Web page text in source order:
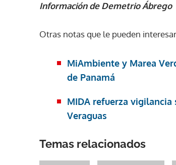
Información de Demetrio Ábrego
Otras notas que le pueden
MiAmbiente y Marea
de Panamá
MIDA refuerza
Veraguas
Temas relacionados